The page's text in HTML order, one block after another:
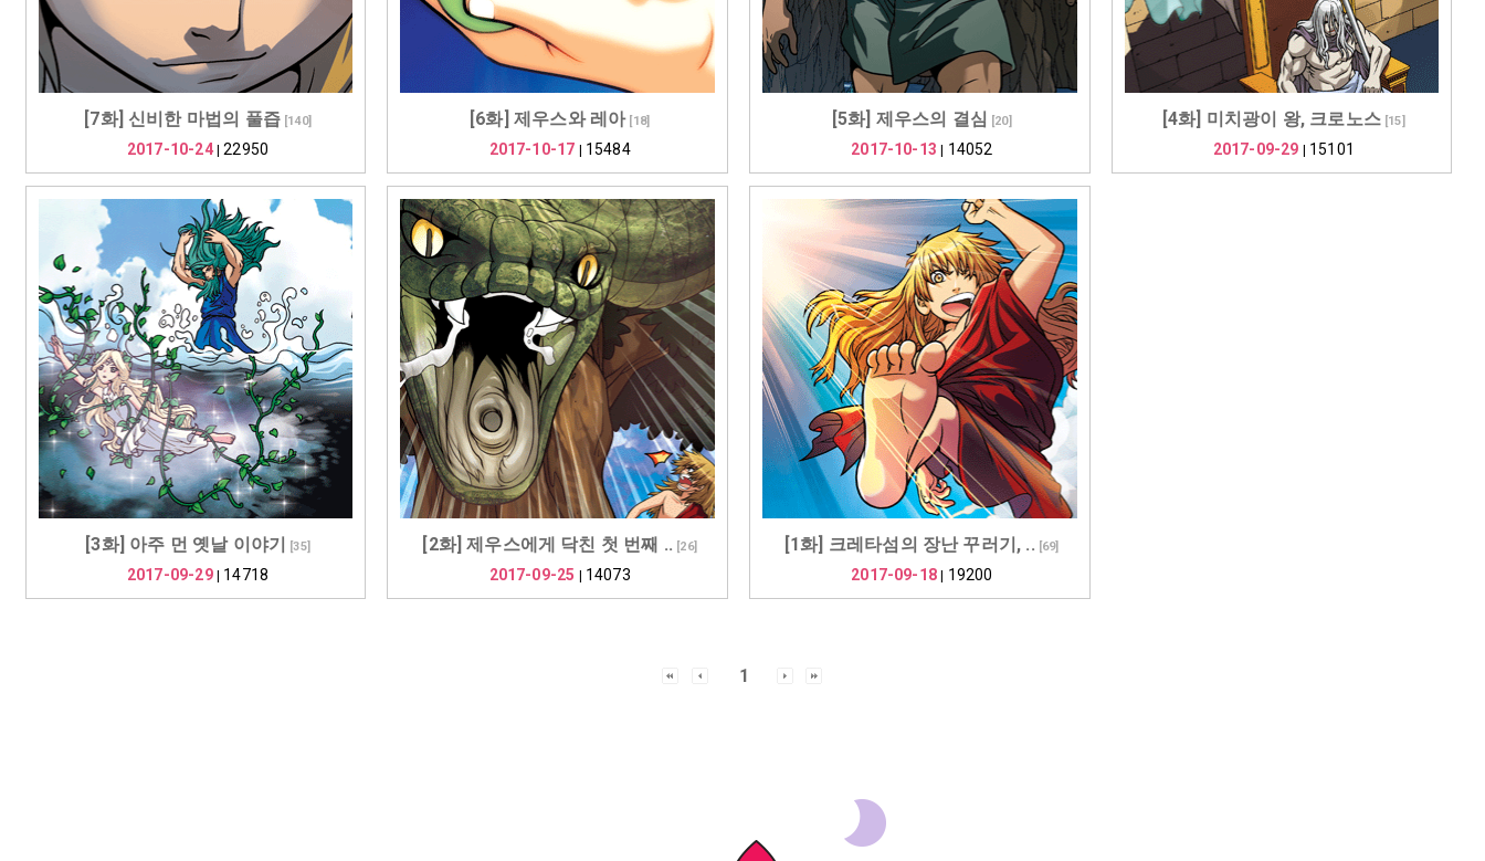
[7화] 신비한 마법의 풀즙[140]
2017-10-24|22950
[6화] 제우스와 레아[18]
2017-10-17 15484
[5화] 제우스의 결심 [20]
2017-10-13 14052
[4화] 미치광이 왕, 크로노스[15]
2017-09-29 15101
[3화] 아주 먼 옛날 이야기 [35]
2017-09-29| 14718
[2화] 제우스에게 닥친 첫 번째 .. [26]
2017-09-25 14073
[1화] 크레타섬의 장난 꾸러기, .. [69]
2017-09-18| 19200
1